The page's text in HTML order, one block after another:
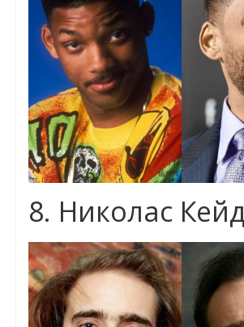
8. Николас